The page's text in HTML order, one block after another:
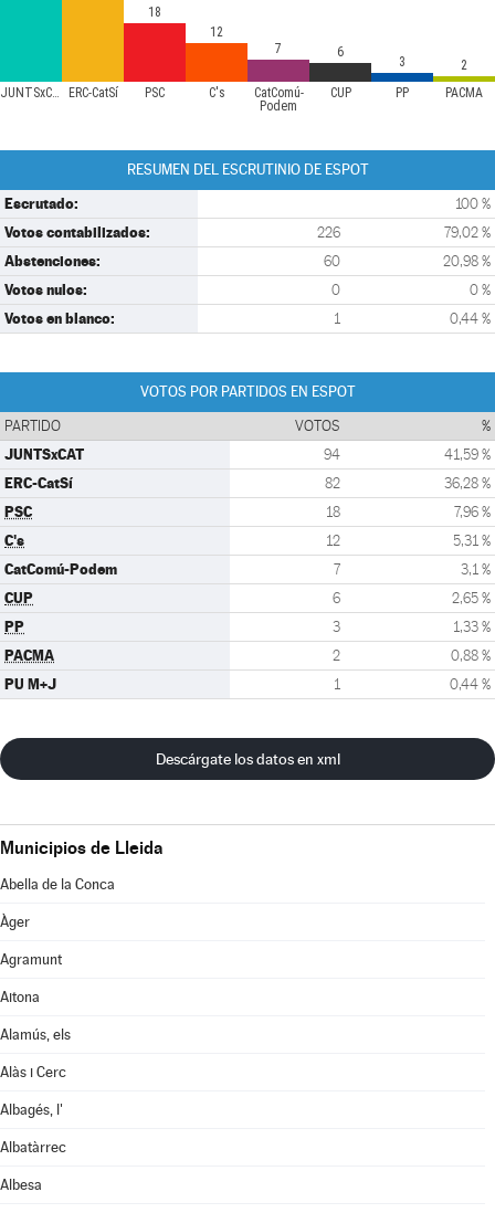
JUNTSxCAT ERC-CatSí PSC C's
CatComú-
Podem
CUP PP PACMA
18
12
7
6
3 2
RESUMEN DEL ESCRUTINIO DE ESPOT
Escrutado: 100 %
Votos contabilizados: 226 79,02 %
Abstenciones: 60 20,98 %
Votos nulos: 0 0 %
Votos en blanco: 1 0,44 %
VOTOS POR PARTIDOS EN ESPOT
PARTIDO VOTOS %
JUNTSxCAT 94 41,59 %
ERC-CatSí 82 36,28 %
PSC 18 7,96 %
C's 12 5,31 %
CatComú-Podem 7 3,1 %
CUP 6 2,65 %
PP 3 1,33 %
PACMA 2 0,88 %
PU M+J 1 0,44 %
Descárgate los datos en xml
Municipios de Lleida
Abella de la Conca
Àger
Agramunt
Aitona
Alamús, els
Alàs i Cerc
Albagés, l'
Albatàrrec
Albesa